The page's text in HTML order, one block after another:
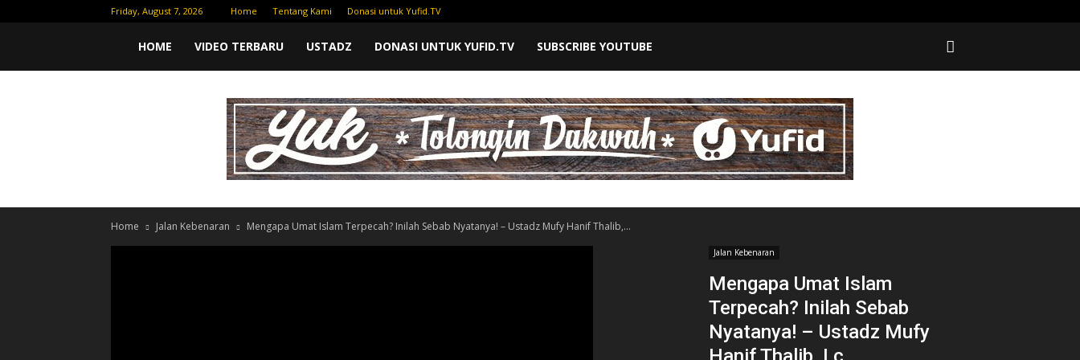
Friday, August 7, 2026 Home Tentang Kami Donasi untuk Yufid.TV
Yufid
HOME VIDEO TERBARU USTADZ DONASI UNTUK YUFID.TV SUBSCRIBE YOUTUBE
Home Jalan Kebenaran Mengapa Umat Islam Terpecah? Inilah Sebab Nyatanya! – Ustadz Mufy Hanif Thalib,...
Jalan Kebenaran
Mengapa Umat Islam
Terpecah? Inilah Sebab
Nyatanya! – Ustadz Mufy